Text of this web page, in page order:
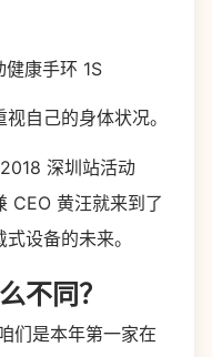
康手环 1S
自己的身体状况。
深圳站活动
CEO 黄汪就来到了
设备的未来。
不同？
们是本年第一家在